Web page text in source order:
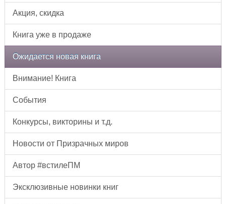
Акция, скидка
Книга уже в продаже
Ожидается новая книга
Внимание! Книга
События
Конкурсы, викторины и т.д.
Новости от Призрачных миров
Автор #встилеПМ
Эксклюзивные новинки книг